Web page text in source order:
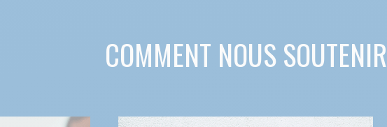
COMMENT NOUS SOUTENIR